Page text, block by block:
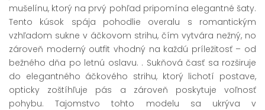
mušelínu, ktorý na prvý pohľad pripomína elegantné šaty.
Tento kúsok spája pohodlie overalu s romantickým
vzhľadom sukne v áčkovom strihu, čím vytvára nežný, no
zároveň moderný outfit vhodný na každú príležitosť – od
bežného dňa po letnú oslavu. . Sukňová časť sa rozširuje
do elegantného áčkového strihu, ktorý lichotí postave,
opticky zoštíhľuje pás a zároveň poskytuje voľnosť
pohybu. Tajomstvo tohto modelu sa ukrýva v